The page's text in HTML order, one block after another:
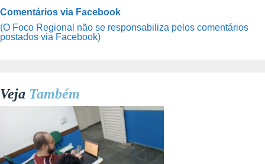
Comentários via Facebook
(O Foco Regional não se responsabiliza pelos comentários
postados via Facebook)
Veja Também